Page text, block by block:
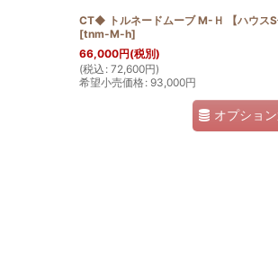
CT◆ トルネードムーブ M-Ｈ 【ハウス
[tnm-M-h]
66,000円(税別)
(税込 : 72,600円)
希望小売価格: 93,000円
オプショ